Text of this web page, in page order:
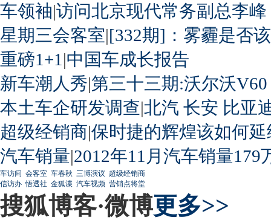
车领袖|访问北京现代常务副总李峰
星期三会客室|[332期]：雾霾是否
重磅1+1 |中国车成长报告
新车潮人秀|第三十三期:沃尔沃
本土车企研发调查|北汽 长安 比亚
超级经销商|保时捷的辉煌该如何延
汽车销量|2012年11月汽车销量179
车访间 会客室 车春秋 三博演议 超级经销商
信访办 悟透社 金狐谍 汽车视频 营销点将堂
搜狐博客·微博更多>>